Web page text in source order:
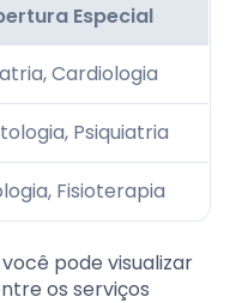
Especial
Cardiologia
Psiquiatria
Fisioterapia
pode visualizar
os serviços